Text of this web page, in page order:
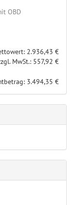
OBD
2.936,43 €
MwSt.: 557,92 €
3.494,35 €